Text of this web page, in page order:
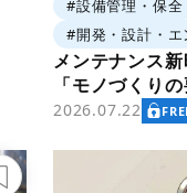
#設備管理・保全
#開発・設計・
メンテナンス
「モノづくり
と価値創造～」
2026.07.22